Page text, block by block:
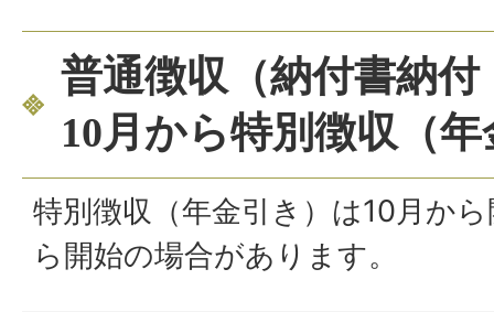
普通徴収（納付書納
10月から特別徴収（
特別徴収（年金引き）は10月か
ら開始の場合があります。